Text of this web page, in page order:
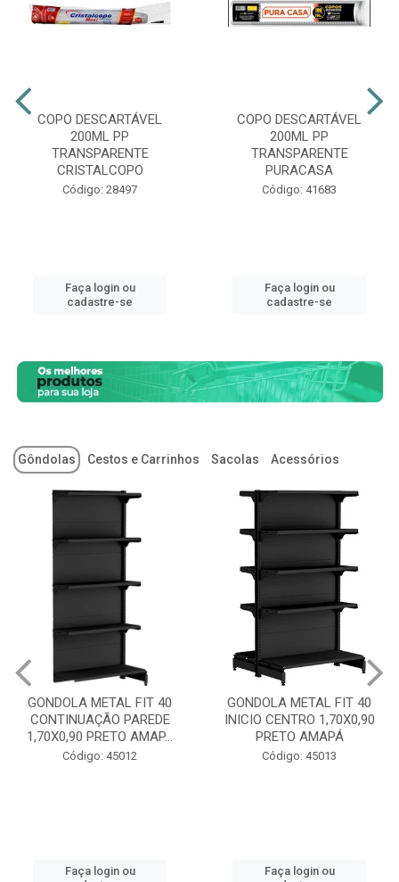
COPO DESCARTÁVEL
200ML PP
TRANSPARENTE
CRISTALCOPO
Código: 28497
Faça login ou
cadastre-se
COPO DESCARTÁVEL
200ML PP
TRANSPARENTE
PURACASA
Código: 41683
Faça login ou
cadastre-se
Gôndolas Cestos e Carrinhos Sacolas Acessórios
GONDOLA METAL FIT 40
CONTINUAÇÃO PAREDE
1,70X0,90 PRETO AMAP...
Código: 45012
Faça login ou
GONDOLA METAL FIT 40
INICIO CENTRO 1,70X0,90
PRETO AMAPÁ
Código: 45013
Faça login ou